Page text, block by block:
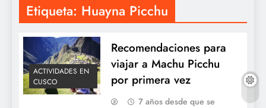
Etiqueta: Huayna Picchu
ACTIVIDADES EN
CUSCO
Recomendaciones para
viajar a Machu Picchu
por primera vez
7 años desde que se